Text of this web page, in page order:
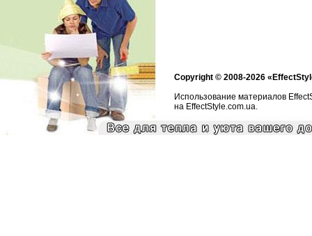
Copyright © 2008-2026
Использование материалов
на EffectStyle.com.ua.